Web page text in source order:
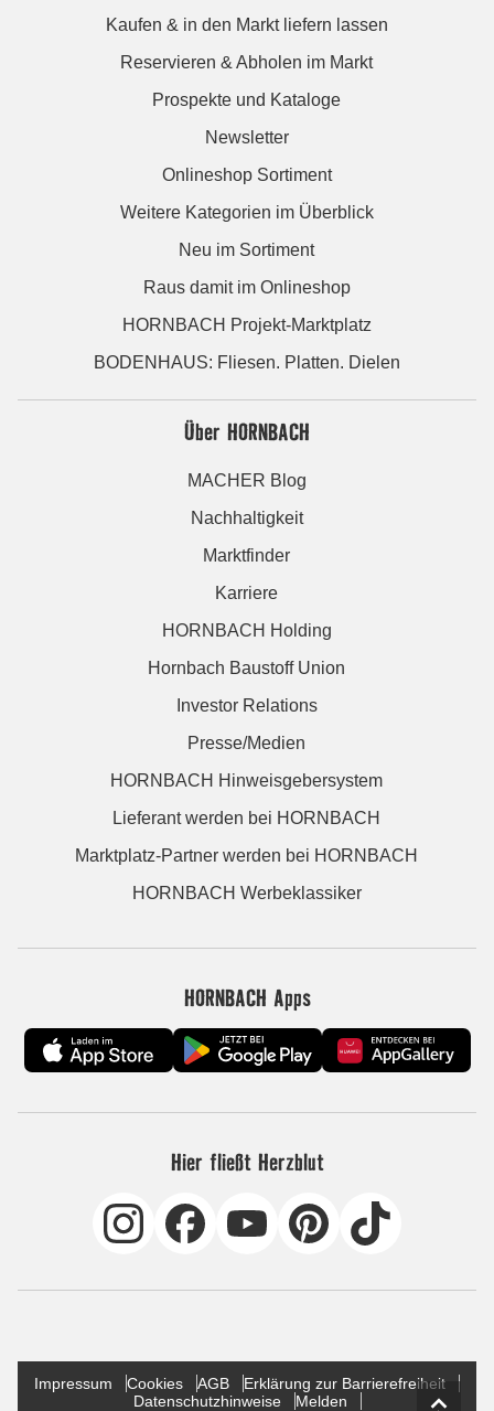
Kaufen & in den Markt liefern lassen
Reservieren & Abholen im Markt
Prospekte und Kataloge
Newsletter
Onlineshop Sortiment
Weitere Kategorien im Überblick
Neu im Sortiment
Raus damit im Onlineshop
HORNBACH Projekt-Marktplatz
BODENHAUS: Fliesen. Platten. Dielen
Über HORNBACH
MACHER Blog
Nachhaltigkeit
Marktfinder
Karriere
HORNBACH Holding
Hornbach Baustoff Union
Investor Relations
Presse/Medien
HORNBACH Hinweisgebersystem
Lieferant werden bei HORNBACH
Marktplatz-Partner werden bei HORNBACH
HORNBACH Werbeklassiker
HORNBACH Apps
Hier fließt Herzblut
Impressum Cookies AGB
Erklärung zur Barrierefreiheit
Datenschutzhinweise
Melden